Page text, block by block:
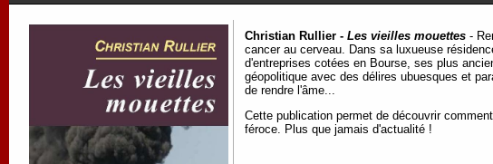
Christian Rullier - Les vieilles mouettes -
cancer au cerveau. Dans sa luxueuse
d'entreprises cotées en Bourse, ses plus
géopolitique avec des délires ubuesques et
de rendre l'âme...
Cette publication permet de découvrir
féroce. Plus que jamais d'actualité !